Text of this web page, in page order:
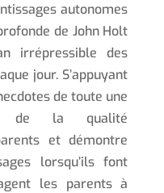
autonomes
de John Holt
irrépressible des
jour. S’appuyant
de toute une
de la qualité
et démontre
lorsqu’ils font
les parents à